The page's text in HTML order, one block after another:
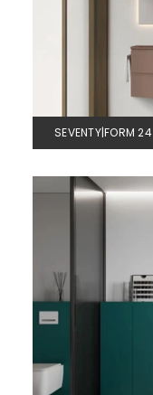
SEVENTY|FORM 24